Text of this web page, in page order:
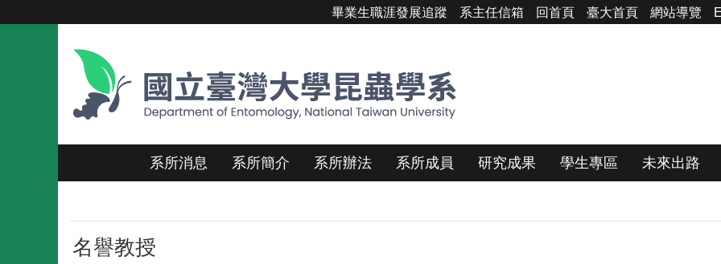
畢業生職涯發展追蹤 系主任信箱 回首頁 臺大首頁 網站導覽
系所消息 系所簡介 系所辦法 系所成員 研究成果 學生專區 未來出路
名譽教授